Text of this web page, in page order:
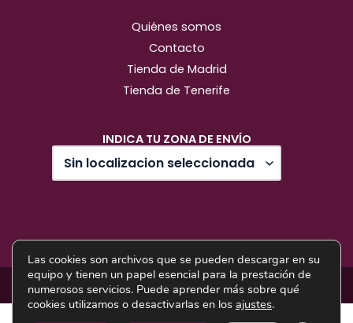
Quiénes somos
Contacto
Tienda de Madrid
Tienda de Tenerife
INDICA TU ZONA DE ENVÍO
Diseño web: Pixel Innova
Las cookies son archivos que se pueden descargar en su
equipo y tienen un papel esencial para la prestación de
numerosos servicios. Puede aprender más sobre qué
cookies utilizamos o desactivarlas en los ajustes.